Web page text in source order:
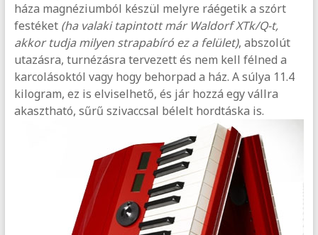
háza magnéziumból készül melyre ráégetik a szórt
festéket (ha valaki tapintott már Waldorf XTk/Q-t,
akkor tudja milyen strapabíró ez a felület), abszolút
utazásra, turnézásra tervezett és nem kell félned a
karcolásoktól vagy hogy behorpad a ház. A súlya 11.4
kilogram, ez is elviselhető, és jár hozzá egy vállra
akasztható, sűrű szivaccsal bélelt hordtáska is.